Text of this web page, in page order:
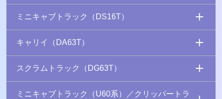
ミニキャブトラック（DS16T）
キャリイ（DA63T）
スクラムトラック（DG63T）
ミニキャブトラック（U60系）／クリッパートラ